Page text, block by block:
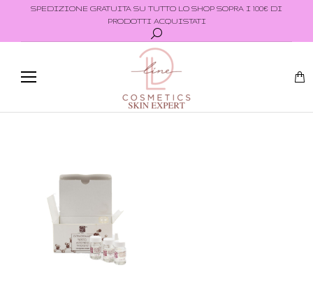
SPEDIZIONE GRATUITA SU TUTTO LO SHOP SOPRA I 100€ DI
PRODOTTI ACQUISTATI